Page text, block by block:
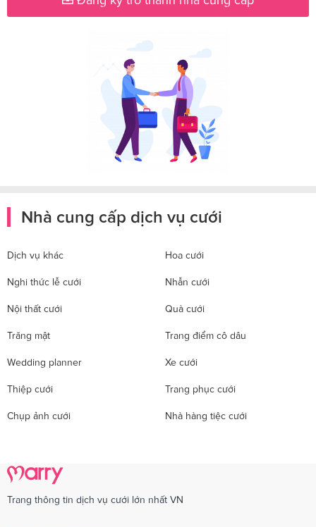
Nhà cung cấp dịch vụ cưới
Dịch vụ khác Hoa cưới
Nghi thức lễ cưới Nhẫn cưới
Nội thất cưới Quà cưới
Trăng mật Trang điểm cô dâu
Wedding planner Xe cưới
Thiệp cưới Trang phục cưới
Chụp ảnh cưới Nhà hàng tiệc cưới
Trang thông tin dịch vụ cưới lớn nhất VN